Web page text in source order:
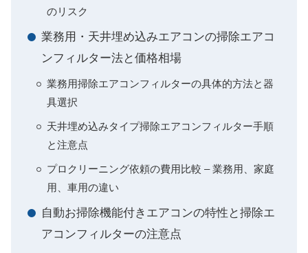
のリスク
業務用・天井埋め込みエアコンの掃除エアコ
ンフィルター法と価格相場
業務用掃除エアコンフィルターの具体的方法と器
具選択
天井埋め込みタイプ掃除エアコンフィルター手順
と注意点
プロクリーニング依頼の費用比較 – 業務用、家庭
用、車用の違い
自動お掃除機能付きエアコンの特性と掃除エ
アコンフィルターの注意点